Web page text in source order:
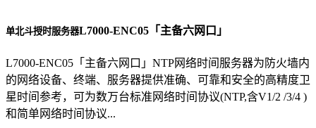
单北斗授时服务器L7000-ENC05「主备六网口」
L7000-ENC05「主备六网口」NTP网络时间服务器为防火墙内
的网络设备、终端、服务器提供准确、可靠和安全的高精度卫
星时间参考，可为数万台标准网络时间协议(NTP,含V1/2 /3/4 )
和简单网络时间协议...